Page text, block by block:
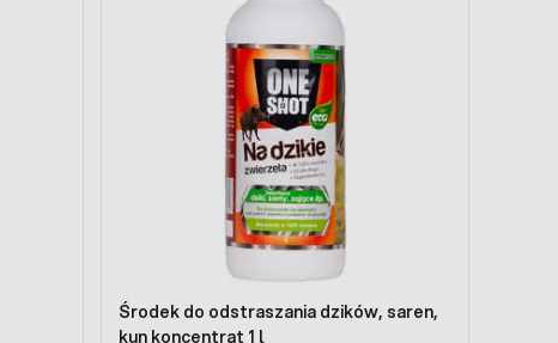
Środek do odstraszania dzików, saren,
kun koncentrat 1 l